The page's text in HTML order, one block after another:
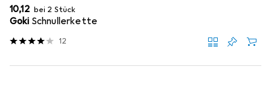
EUR
10,12 bei 2 Stück
Goki Schnullerkette
12